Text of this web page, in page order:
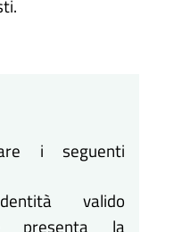
i seguenti
valido
presenta la